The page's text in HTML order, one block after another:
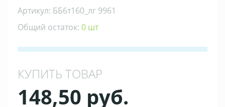
Артикул: ББ6т160_лг 9961
Общий остаток: 0 шт
КУПИТЬ ТОВАР
148,50 руб.